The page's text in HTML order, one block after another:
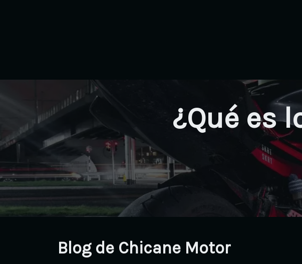
¿Qué es
Blog de Chicane Motor